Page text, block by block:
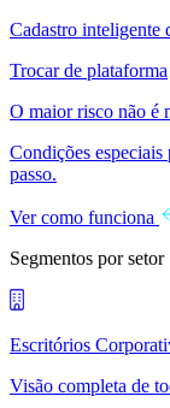
Cadastro inteligente
Trocar de plataforma
O maior risco não é
Condições
passo.
Ver como funciona
Segmentos por setor
Escritórios
Visão completa de